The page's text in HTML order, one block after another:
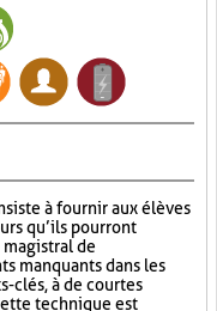
à fournir aux élèves
qu’ils pourront
magistral de
manquants dans les
clés, à de courtes
technique est